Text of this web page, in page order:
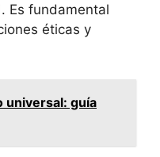
Es fundamental
éticas y
universal: guía